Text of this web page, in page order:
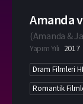
Amanda
(Amanda &
Yapım Yılı 2017
Dram Filmleri
Romantik